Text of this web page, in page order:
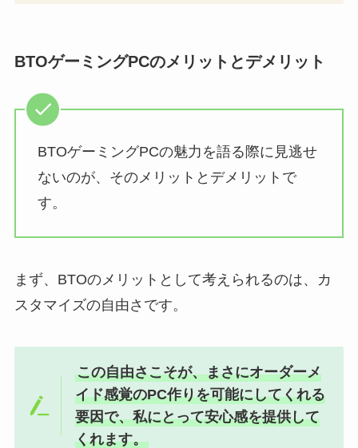
BTOゲーミングPCのメリットとデメリット
BTOゲーミングPCの魅力を語る際に見逃せ
ないのが、そのメリットとデメリットで
す。
まず、BTOのメリットとして考えられるのは、カ
スタマイズの自由さです。
この自由さこそが、まさにオーダーメ
イド感覚のPC作りを可能にしてくれる
要因で、私にとって安心感を提供して
くれます。